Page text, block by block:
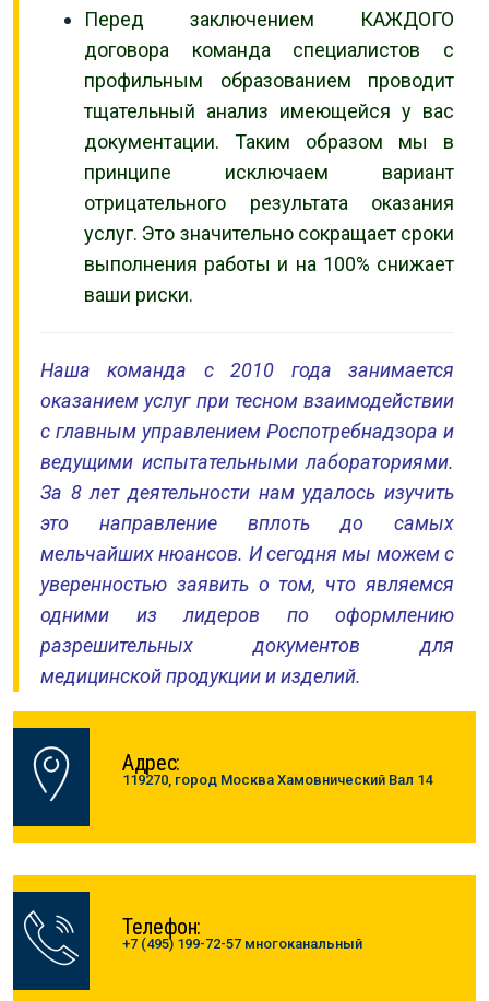
Перед заключением КАЖДОГО
договора команда специалистов с
профильным образованием проводит
тщательный анализ имеющейся у вас
документации. Таким образом мы в
принципе исключаем вариант
отрицательного результата оказания
услуг. Это значительно сокращает сроки
выполнения работы и на 100% снижает
ваши риски.
Наша команда с 2010 года занимается
оказанием услуг при тесном взаимодействии
с главным управлением Роспотребнадзора и
ведущими испытательными лабораториями.
За 8 лет деятельности нам удалось изучить
это направление вплоть до самых
мельчайших нюансов. И сегодня мы можем с
уверенностью заявить о том, что являемся
одними из лидеров по оформлению
разрешительных документов для
медицинской продукции и изделий.
Адрес:
119270, город Москва Хамовнический Вал 14
Телефон:
+7 (495) 199-72-57 многоканальный